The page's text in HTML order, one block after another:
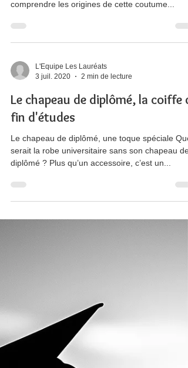
D’où vient la tradition du lancer
de chapeaux de diplômés ?
Pas de cérémonie de remise de diplômes
comprendre les origines de cette coutume...
3 juil. 2020
2 min de lecture
Le chapeau de diplômé, la coiffe
fin d'études
Le chapeau de diplômé, une toque spéciale Que